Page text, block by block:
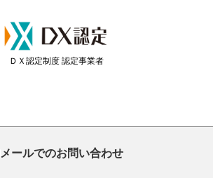
ＤＸ認定制度 認定事業者
メールでのお問い合わせ